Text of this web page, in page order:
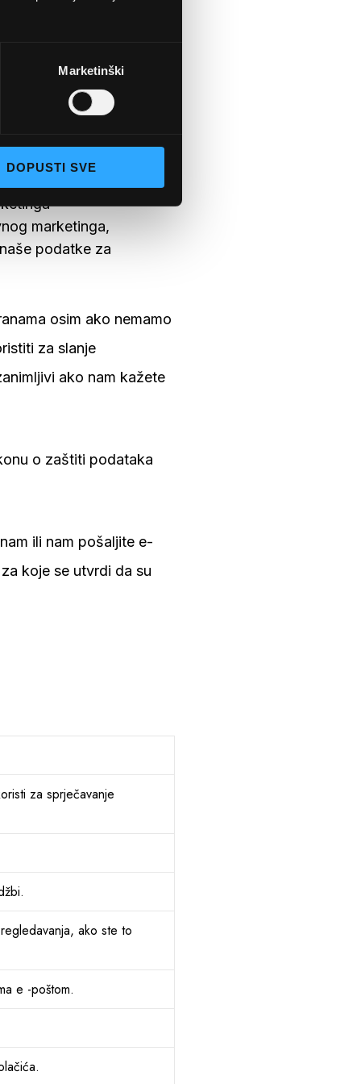
Marketinški
DOPUSTI SVE
izjavom o privatnosti.
možete kliknuti
marketinga,
podatke za
osim ako nemamo
za slanje
ako nam kažete
o zaštiti podataka
ili nam pošaljite e-
koje se utvrdi da su
za sprječavanje
ako ste to
e -poštom.